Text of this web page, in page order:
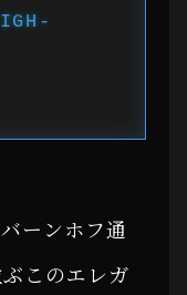
ーンホフ通
このエレガ